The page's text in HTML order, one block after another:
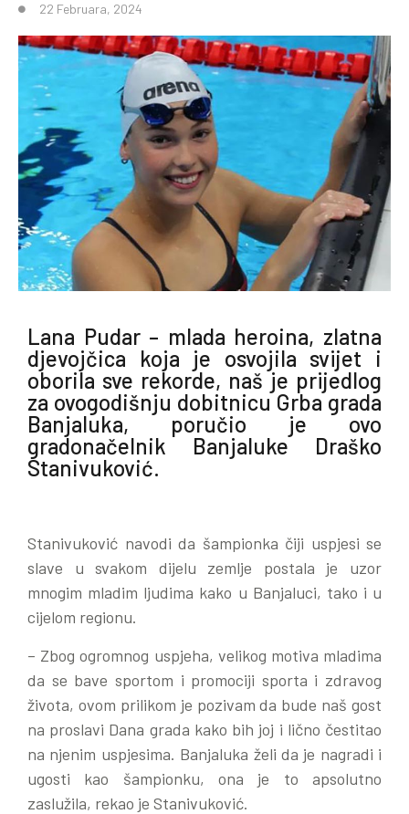
22 Februara, 2024
Lana Pudar – mlada heroina, zlatna
djevojčica koja je osvojila svijet i
oborila sve rekorde, naš je prijedlog
za ovogodišnju dobitnicu Grba grada
Banjaluka, poručio je ovo
gradonačelnik Banjaluke Draško
Stanivuković.
Stanivuković navodi da šampionka čiji uspjesi se
slave u svakom dijelu zemlje postala je uzor
mnogim mladim ljudima kako u Banjaluci, tako i u
cijelom regionu.
– Zbog ogromnog uspjeha, velikog motiva mladima
da se bave sportom i promociji sporta i zdravog
života, ovom prilikom je pozivam da bude naš gost
na proslavi Dana grada kako bih joj i lično čestitao
na njenim uspjesima. Banjaluka želi da je nagradi i
ugosti kao šampionku, ona je to apsolutno
zaslužila, rekao je Stanivuković.